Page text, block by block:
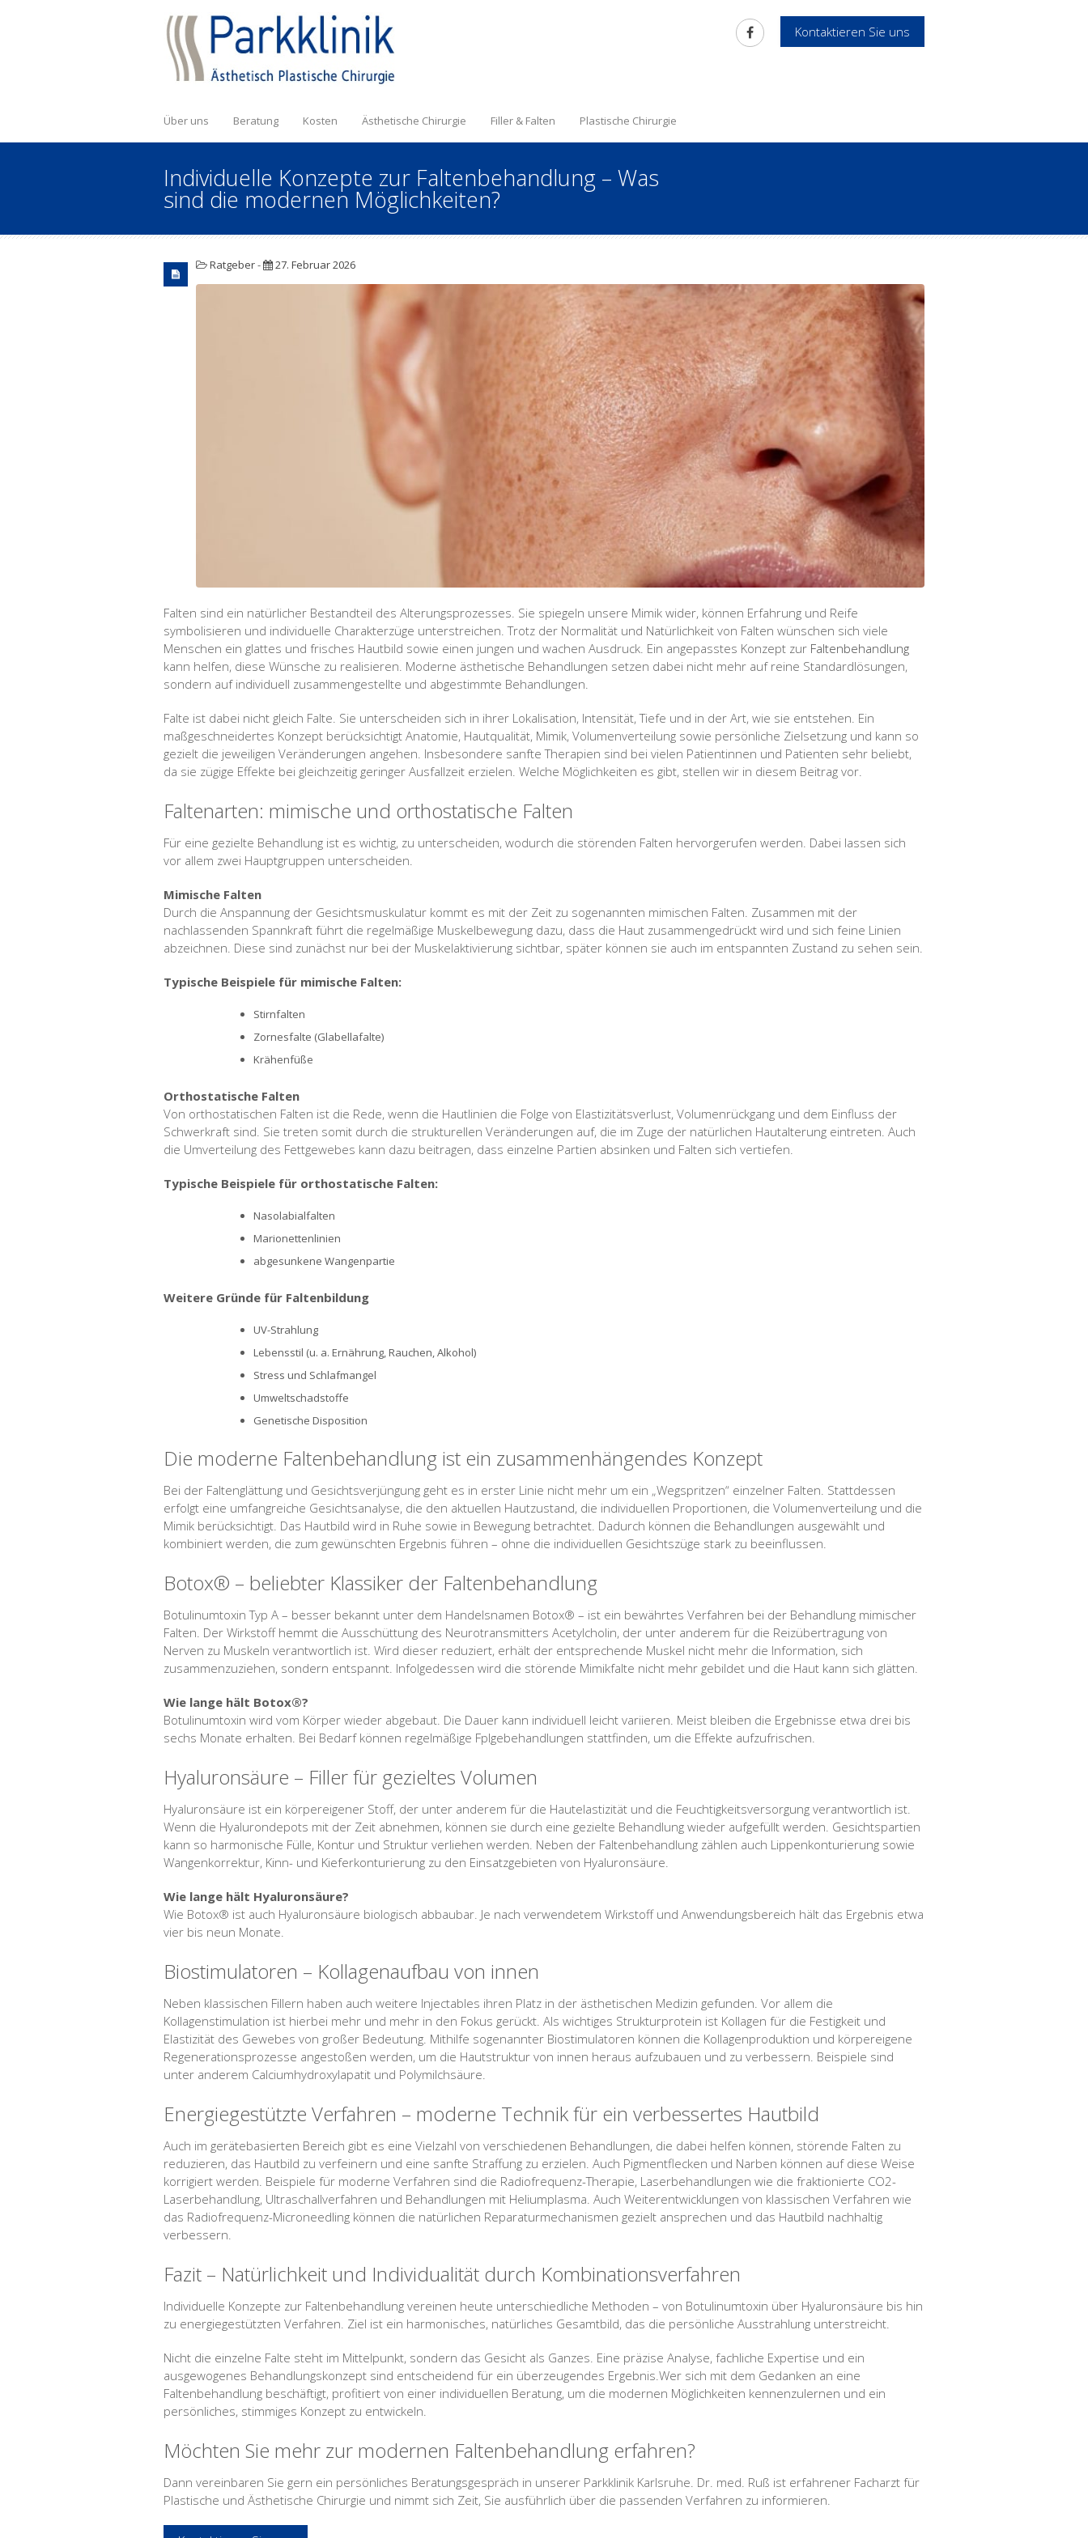
Kontaktieren Sie uns
Über uns Beratung Kosten Ästhetische Chirurgie Filler & Falten Plastische Chirurgie
Individuelle Konzepte zur Faltenbehandlung – Was
sind die modernen Möglichkeiten?
Ratgeber- 27. Februar 2026
Falten sind ein natürlicher Bestandteil des Alterungsprozesses. Sie spiegeln unsere Mimik wider, können Erfahrung und Reife
symbolisieren und individuelle Charakterzüge unterstreichen. Trotz der Normalität und Natürlichkeit von Falten wünschen sich viele
Menschen ein glattes und frisches Hautbild sowie einen jungen und wachen Ausdruck. Ein angepasstes Konzept zur Faltenbehandlung
kann helfen, diese Wünsche zu realisieren. Moderne ästhetische Behandlungen setzen dabei nicht mehr auf reine Standardlösungen,
sondern auf individuell zusammengestellte und abgestimmte Behandlungen.
Falte ist dabei nicht gleich Falte. Sie unterscheiden sich in ihrer Lokalisation, Intensität, Tiefe und in der Art, wie sie entstehen. Ein
maßgeschneidertes Konzept berücksichtigt Anatomie, Hautqualität, Mimik, Volumenverteilung sowie persönliche Zielsetzung und kann so
gezielt die jeweiligen Veränderungen angehen. Insbesondere sanfte Therapien sind bei vielen Patientinnen und Patienten sehr beliebt,
da sie zügige Effekte bei gleichzeitig geringer Ausfallzeit erzielen. Welche Möglichkeiten es gibt, stellen wir in diesem Beitrag vor.
Faltenarten: mimische und orthostatische Falten
Für eine gezielte Behandlung ist es wichtig, zu unterscheiden, wodurch die störenden Falten hervorgerufen werden. Dabei lassen sich
vor allem zwei Hauptgruppen unterscheiden.
Mimische Falten
Durch die Anspannung der Gesichtsmuskulatur kommt es mit der Zeit zu sogenannten mimischen Falten. Zusammen mit der
nachlassenden Spannkraft führt die regelmäßige Muskelbewegung dazu, dass die Haut zusammengedrückt wird und sich feine Linien
abzeichnen. Diese sind zunächst nur bei der Muskelaktivierung sichtbar, später können sie auch im entspannten Zustand zu sehen sein.
Typische Beispiele für mimische Falten:
Stirnfalten
Zornesfalte (Glabellafalte)
Krähenfüße
Orthostatische Falten
Von orthostatischen Falten ist die Rede, wenn die Hautlinien die Folge von Elastizitätsverlust, Volumenrückgang und dem Einfluss der
Schwerkraft sind. Sie treten somit durch die strukturellen Veränderungen auf, die im Zuge der natürlichen Hautalterung eintreten. Auch
die Umverteilung des Fettgewebes kann dazu beitragen, dass einzelne Partien absinken und Falten sich vertiefen.
Typische Beispiele für orthostatische Falten:
Nasolabialfalten
Marionettenlinien
abgesunkene Wangenpartie
Weitere Gründe für Faltenbildung
UV-Strahlung
Lebensstil (u. a. Ernährung, Rauchen, Alkohol)
Stress und Schlafmangel
Umweltschadstoffe
Genetische Disposition
Die moderne Faltenbehandlung ist ein zusammenhängendes Konzept
Bei der Faltenglättung und Gesichtsverjüngung geht es in erster Linie nicht mehr um ein „Wegspritzen“ einzelner Falten. Stattdessen
erfolgt eine umfangreiche Gesichtsanalyse, die den aktuellen Hautzustand, die individuellen Proportionen, die Volumenverteilung und die
Mimik berücksichtigt. Das Hautbild wird in Ruhe sowie in Bewegung betrachtet. Dadurch können die Behandlungen ausgewählt und
kombiniert werden, die zum gewünschten Ergebnis führen – ohne die individuellen Gesichtszüge stark zu beeinflussen.
Botox® – beliebter Klassiker der Faltenbehandlung
Botulinumtoxin Typ A – besser bekannt unter dem Handelsnamen Botox® – ist ein bewährtes Verfahren bei der Behandlung mimischer
Falten. Der Wirkstoff hemmt die Ausschüttung des Neurotransmitters Acetylcholin, der unter anderem für die Reizübertragung von
Nerven zu Muskeln verantwortlich ist. Wird dieser reduziert, erhält der entsprechende Muskel nicht mehr die Information, sich
zusammenzuziehen, sondern entspannt. Infolgedessen wird die störende Mimikfalte nicht mehr gebildet und die Haut kann sich glätten.
Wie lange hält Botox®?
Botulinumtoxin wird vom Körper wieder abgebaut. Die Dauer kann individuell leicht variieren. Meist bleiben die Ergebnisse etwa drei bis
sechs Monate erhalten. Bei Bedarf können regelmäßige Fplgebehandlungen stattfinden, um die Effekte aufzufrischen.
Hyaluronsäure – Filler für gezieltes Volumen
Hyaluronsäure ist ein körpereigener Stoff, der unter anderem für die Hautelastizität und die Feuchtigkeitsversorgung verantwortlich ist.
Wenn die Hyalurondepots mit der Zeit abnehmen, können sie durch eine gezielte Behandlung wieder aufgefüllt werden. Gesichtspartien
kann so harmonische Fülle, Kontur und Struktur verliehen werden. Neben der Faltenbehandlung zählen auch Lippenkonturierung sowie
Wangenkorrektur, Kinn- und Kieferkonturierung zu den Einsatzgebieten von Hyaluronsäure.
Wie lange hält Hyaluronsäure?
Wie Botox® ist auch Hyaluronsäure biologisch abbaubar. Je nach verwendetem Wirkstoff und Anwendungsbereich hält das Ergebnis etwa
vier bis neun Monate.
Biostimulatoren – Kollagenaufbau von innen
Neben klassischen Fillern haben auch weitere Injectables ihren Platz in der ästhetischen Medizin gefunden. Vor allem die
Kollagenstimulation ist hierbei mehr und mehr in den Fokus gerückt. Als wichtiges Strukturprotein ist Kollagen für die Festigkeit und
Elastizität des Gewebes von großer Bedeutung. Mithilfe sogenannter Biostimulatoren können die Kollagenproduktion und körpereigene
Regenerationsprozesse angestoßen werden, um die Hautstruktur von innen heraus aufzubauen und zu verbessern. Beispiele sind
unter anderem Calciumhydroxylapatit und Polymilchsäure.
Energiegestützte Verfahren – moderne Technik für ein verbessertes Hautbild
Auch im gerätebasierten Bereich gibt es eine Vielzahl von verschiedenen Behandlungen, die dabei helfen können, störende Falten zu
reduzieren, das Hautbild zu verfeinern und eine sanfte Straffung zu erzielen. Auch Pigmentflecken und Narben können auf diese Weise
korrigiert werden. Beispiele für moderne Verfahren sind die Radiofrequenz-Therapie, Laserbehandlungen wie die fraktionierte CO2-
Laserbehandlung, Ultraschallverfahren und Behandlungen mit Heliumplasma. Auch Weiterentwicklungen von klassischen Verfahren wie
das Radiofrequenz-Microneedling können die natürlichen Reparaturmechanismen gezielt ansprechen und das Hautbild nachhaltig
verbessern.
Fazit – Natürlichkeit und Individualität durch Kombinationsverfahren
Individuelle Konzepte zur Faltenbehandlung vereinen heute unterschiedliche Methoden – von Botulinumtoxin über Hyaluronsäure bis hin
zu energiegestützten Verfahren. Ziel ist ein harmonisches, natürliches Gesamtbild, das die persönliche Ausstrahlung unterstreicht.
Nicht die einzelne Falte steht im Mittelpunkt, sondern das Gesicht als Ganzes. Eine präzise Analyse, fachliche Expertise und ein
ausgewogenes Behandlungskonzept sind entscheidend für ein überzeugendes Ergebnis.Wer sich mit dem Gedanken an eine
Faltenbehandlung beschäftigt, profitiert von einer individuellen Beratung, um die modernen Möglichkeiten kennenzulernen und ein
persönliches, stimmiges Konzept zu entwickeln.
Möchten Sie mehr zur modernen Faltenbehandlung erfahren?
Dann vereinbaren Sie gern ein persönliches Beratungsgespräch in unserer Parkklinik Karlsruhe. Dr. med. Ruß ist erfahrener Facharzt für
Plastische und Ästhetische Chirurgie und nimmt sich Zeit, Sie ausführlich über die passenden Verfahren zu informieren.